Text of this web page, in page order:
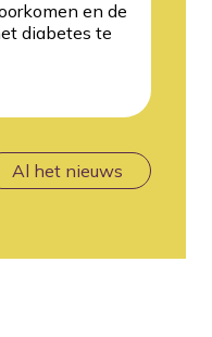
en de
diabetes te
Al het nieuws